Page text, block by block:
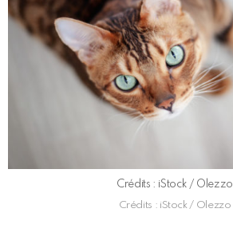
Crédits : iStock / Olezzo
Crédits : iStock / Olezzo